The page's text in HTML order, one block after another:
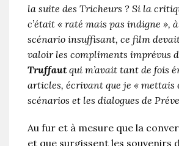
la suite des Tricheurs ? Si la
c’était « raté mais pas indigne », à
scénario insuffisant, ce film
valoir les compliments imprévus
Truffaut qui m’avait tant de fois
articles, écrivant que je « mettais
scénarios et les dialogues de
Au fur et à mesure que la
et que surgissent les souvenirs